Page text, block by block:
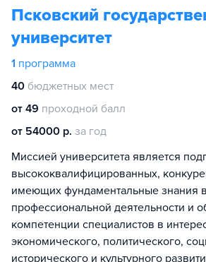
Псковский
университет
1 программа
40 бюджетных мест
от 49 проходной балл
от 54000 р. за год
Миссией университета является
высококвалифицированных,
имеющих фундаментальные знания
профессиональной деятельности и
компетенции специалистов в
экономического, политического,
исторического и культурного